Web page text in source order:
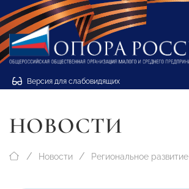
Версия для слабовидящих
НОВОСТИ
Новости Региональное развитие